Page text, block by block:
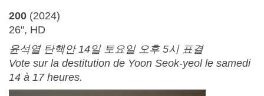
200 (2024)
26", HD
윤석열 탄핵안 14일 토요일 오후 5시 표결
Vote sur la destitution de Yoon Seok-yeol le samedi
14 à 17 heures.